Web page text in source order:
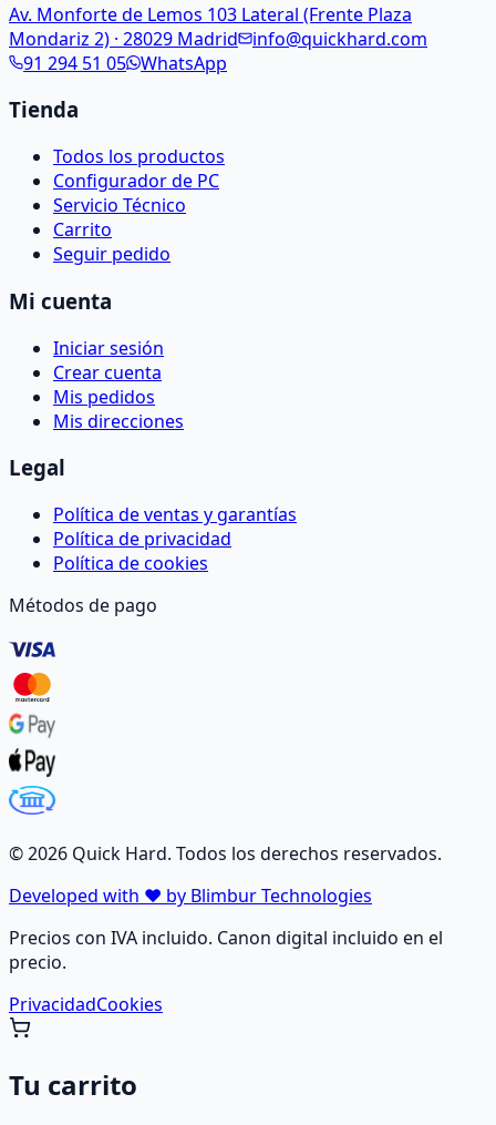
Av. Monforte de Lemos 103 Lateral (Frente Plaza
Mondariz 2) · 28029 Madrid
info@quickhard.com
91 294 51 05 WhatsApp
Tienda
Todos los productos
Configurador de PC
Servicio Técnico
Carrito
Seguir pedido
Mi cuenta
Iniciar sesión
Crear cuenta
Mis pedidos
Mis direcciones
Legal
Política de ventas y garantías
Política de privacidad
Política de cookies
Métodos de pago
©2026 Quick Hard. Todos los derechos reservados.
Developed with ❤️ by Blimbur Technologies
Precios con IVA incluido. Canon digital incluido en el
precio.
PrivacidadCookies
Tu carrito